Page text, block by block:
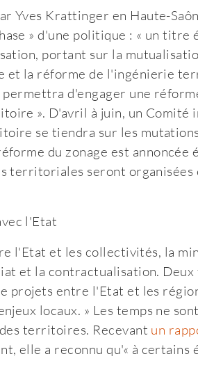
Yves Krattinger en Haute-
» d'une politique : « un
portant sur la
la réforme de l'ingénierie
d'engager une
». D'avril à juin, un
se tiendra sur les
du zonage est
territoriales seront
l'Etat
l'Etat et les collectivités, la
et la contractualisation.
projets entre l'Etat et les
locaux. » Les temps ne
territoires. Recevant un
elle a reconnu qu'« à certains